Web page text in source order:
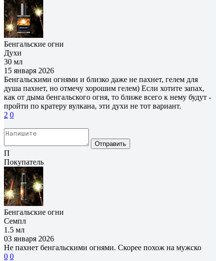
Бенгальские огни
Духи
30 мл
15 января 2026
Бенгальскими огнями и близко даже не пахнет, гелем для
душа пахнет, но отмечу хорошим гелем) Если хотите запах,
как от дыма бенгальского огня, то ближе всего к нему будут -
пройти по кратеру вулкана, эти духи не тот вариант.
2 0
Отправить
П
Покупатель
Бенгальские огни
Семпл
1.5 мл
03 января 2026
Не пахнет бенгальскими огнями. Скорее похож на мужско
0 0